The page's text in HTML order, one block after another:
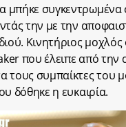
συγκεντρωμένα
την με την
Κινητήριος
που έλειπε από
τους συμπαίκτες του
δόθηκε η ευκαιρία.